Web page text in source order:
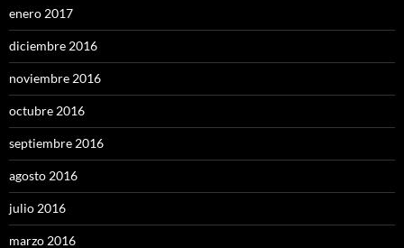
enero 2017
diciembre 2016
noviembre 2016
octubre 2016
septiembre 2016
agosto 2016
julio 2016
marzo 2016